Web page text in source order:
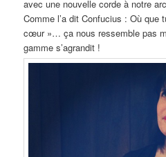
avec une nouvelle corde à notre
Comme l’a dit Confucius : Où
cœur »… ça nous ressemble pas
gamme s’agrandit !